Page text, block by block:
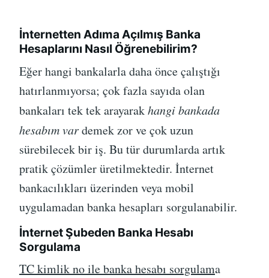
İnternetten Adıma Açılmış Banka
Hesaplarını Nasıl Öğrenebilirim?
Eğer hangi bankalarla daha önce çalıştığı
hatırlanmıyorsa; çok fazla sayıda olan
bankaları tek tek arayarakhangi bankada
hesabım vardemek zor ve çok uzun
sürebilecek bir iş. Bu tür durumlarda artık
pratik çözümler üretilmektedir. İnternet
bankacılıkları üzerinden veya mobil
uygulamadan banka hesapları sorgulanabilir.
İnternet Şubeden Banka Hesabı
Sorgulama
TC kimlik no ile banka hesabı sorgulama